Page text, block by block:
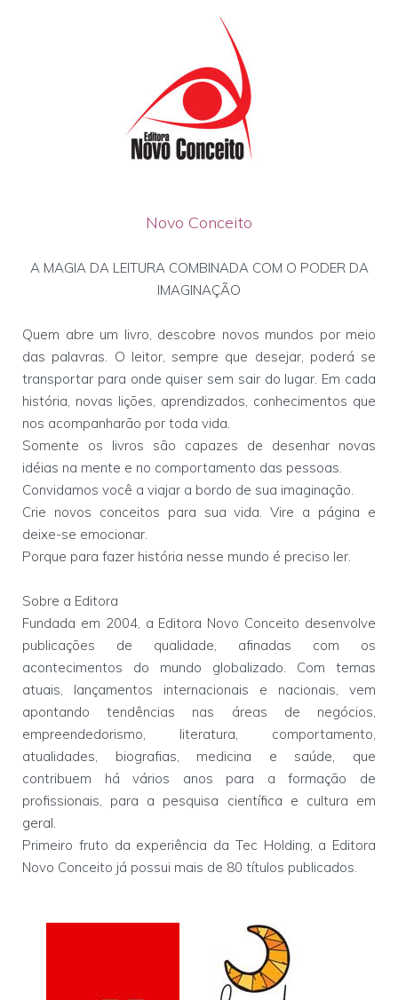
Novo Conceito
A MAGIA DA LEITURA COMBINADA COM O PODER DA
IMAGINAÇÃO
Quem abre um livro, descobre novos mundos por meio
das palavras. O leitor, sempre que desejar, poderá se
transportar para onde quiser sem sair do lugar. Em cada
história, novas lições, aprendizados, conhecimentos que
nos acompanharão por toda vida.
Somente os livros são capazes de desenhar novas
idéias na mente e no comportamento das pessoas.
Convidamos você a viajar a bordo de sua imaginação.
Crie novos conceitos para sua vida. Vire a página e
deixe-se emocionar.
Porque para fazer história nesse mundo é preciso ler.
Sobre a Editora
Fundada em 2004, a Editora Novo Conceito desenvolve
publicações de qualidade, afinadas com os
acontecimentos do mundo globalizado. Com temas
atuais, lançamentos internacionais e nacionais, vem
apontando tendências nas áreas de negócios,
empreendedorismo, literatura, comportamento,
atualidades, biografias, medicina e saúde, que
contribuem há vários anos para a formação de
profissionais, para a pesquisa científica e cultura em
geral.
Primeiro fruto da experiência da Tec Holding, a Editora
Novo Conceito já possui mais de 80 títulos publicados.